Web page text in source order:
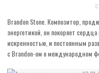
Brandon Stone. Композитор,
энергетикой, он покоряет
искренностью, и постоянным
с Brandon-ом о международном